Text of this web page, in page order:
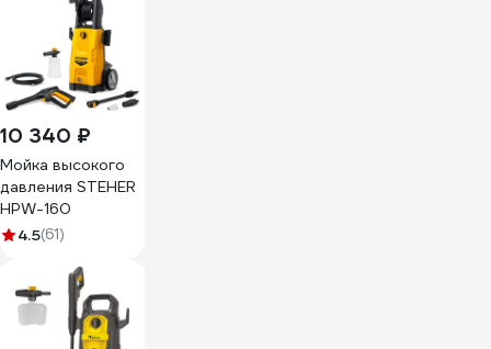
5.5л/мин.) F-
HRF13P(56478)
10 340 ₽
Мойка высокого
давления STEHER
HPW-160
4.5(61)